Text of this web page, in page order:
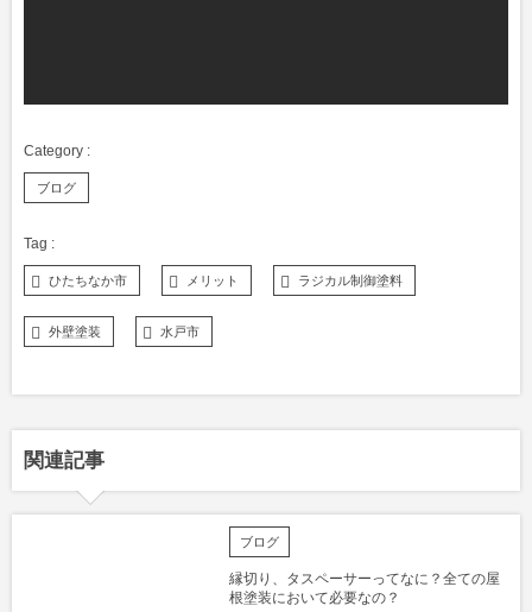
ブログ
ひたちなか市 メリット ラジカル制御塗料
外壁塗装 水戸市
関連記事
ブログ
縁切り、タスペーサーってなに？全ての屋
根塗装において必要なの？